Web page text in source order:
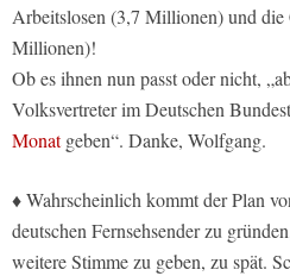
Arbeitslosen (3,7 Millionen) und
Millionen)!
Ob es ihnen nun passt oder nicht,
Volksvertreter im Deutschen
Monatgeben“. Danke, Wolfgang.
♦ Wahrscheinlich kommt der Plan
deutschen Fernsehsender zu
weitere Stimme zu geben, zu spät.